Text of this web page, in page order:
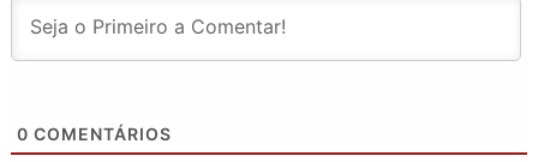
0 COMENTÁRIOS